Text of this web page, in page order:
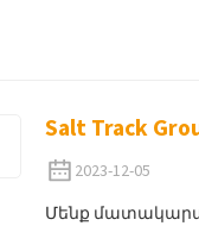
Salt Track
2023-12-05
Մենք